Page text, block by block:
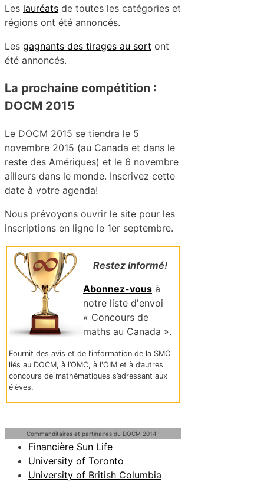
Les lauréats de toutes les catégories et
régions ont été annoncés.
Les gagnants des tirages au sort ont
été annoncés.
La prochaine compétition :
DOCM 2015
Le DOCM 2015 se tiendra le 5
novembre 2015 (au Canada et dans le
reste des Amériques) et le 6 novembre
ailleurs dans le monde. Inscrivez cette
date à votre agenda!
Nous prévoyons ouvrir le site pour les
inscriptions en ligne le 1er septembre.
Restez informé!
Abonnez-vous à
notre liste d'envoi
« Concours de
maths au Canada ».
Fournit des avis et de l’information de la SMC
liés au DOCM, à l’OMC, à l'OIM et à d’autres
concours de mathématiques s’adressant aux
élèves.
Commanditaires et partinaires du DOCM 2014 :
Financière Sun Life
University of Toronto
University of British Columbia